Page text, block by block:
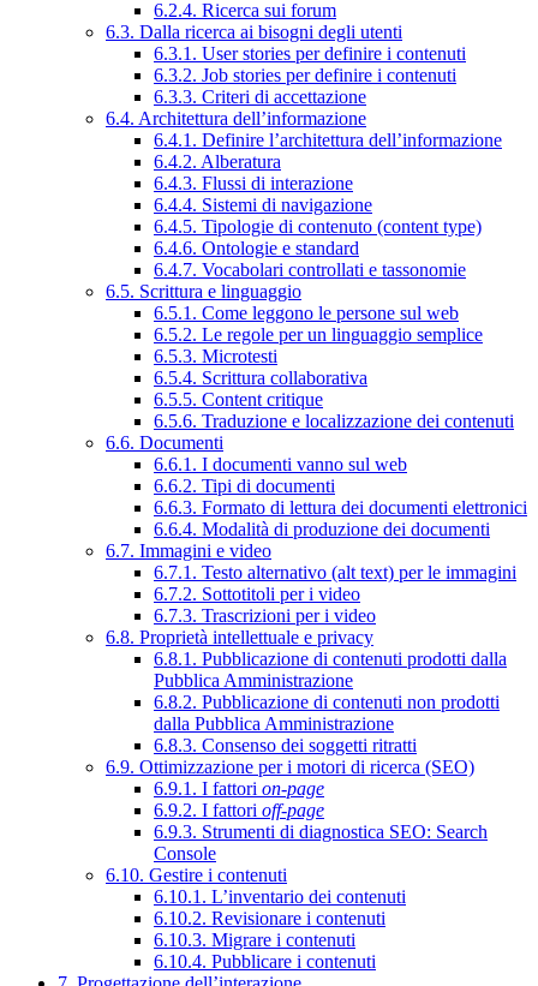
6.2.4. Ricerca sui forum
6.3. Dalla ricerca ai bisogni degli utenti
6.3.1. User stories per definire i contenuti
6.3.2. Job stories per definire i contenuti
6.3.3. Criteri di accettazione
6.4. Architettura dell’informazione
6.4.1. Definire l’architettura dell’informazione
6.4.2. Alberatura
6.4.3. Flussi di interazione
6.4.4. Sistemi di navigazione
6.4.5. Tipologie di contenuto (content type)
6.4.6. Ontologie e standard
6.4.7. Vocabolari controllati e tassonomie
6.5. Scrittura e linguaggio
6.5.1. Come leggono le persone sul web
6.5.2. Le regole per un linguaggio semplice
6.5.3. Microtesti
6.5.4. Scrittura collaborativa
6.5.5. Content critique
6.5.6. Traduzione e localizzazione dei contenuti
6.6. Documenti
6.6.1. I documenti vanno sul web
6.6.2. Tipi di documenti
6.6.3. Formato di lettura dei documenti elettronici
6.6.4. Modalità di produzione dei documenti
6.7. Immagini e video
6.7.1. Testo alternativo (alt text) per le immagini
6.7.2. Sottotitoli per i video
6.7.3. Trascrizioni per i video
6.8. Proprietà intellettuale e privacy
6.8.1. Pubblicazione di contenuti prodotti dalla
Pubblica Amministrazione
6.8.2. Pubblicazione di contenuti non prodotti
dalla Pubblica Amministrazione
6.8.3. Consenso dei soggetti ritratti
6.9. Ottimizzazione per i motori di ricerca (SEO)
6.9.1. I fattori on-page
6.9.2. I fattori off-page
6.9.3. Strumenti di diagnostica SEO: Search
Console
6.10. Gestire i contenuti
6.10.1. L’inventario dei contenuti
6.10.2. Revisionare i contenuti
6.10.3. Migrare i contenuti
6.10.4. Pubblicare i contenuti